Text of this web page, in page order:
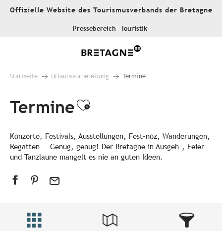
AllerOffizielle Website des Tourismusverbands der Bretagne
Pressebereich Touristik
Startseite Urlaubsvorbereitung Termine
TermineAjouter aux
Konzerte, Festivals, Ausstellungen, Fest-noz, Wanderungen,
Regatten — Genug, genug! Der Bretagne in Ausgeh-, Feier-
und Tanzlaune mangelt es nie an guten Ideen.